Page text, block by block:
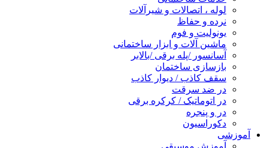
لوله ، اتصالات و شیرآلات
نرده و حفاظ
یونولیت و فوم
ماشین آلات و ابزار ساختمانی
آسانسور /پله برقی /بالابر
بازسازی ساختمان
سقف کاذب / دیوار کاذب
در ضد سرقت
در اتوماتیک / کرکره برقی
در و پنجره
دکوراسیون
آموزشی